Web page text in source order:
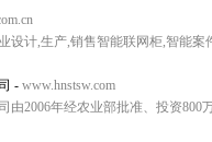
设计,生产,销售智能联网柜,智能
- www.hnstsw.com
由2006年经农业部批准、投资